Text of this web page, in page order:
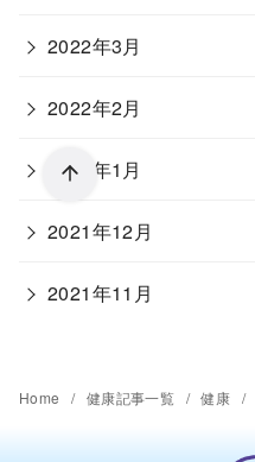
2022年3月
2022年2月
2022年1月
2021年12月
2021年11月
Home 健康記事一覧 健康